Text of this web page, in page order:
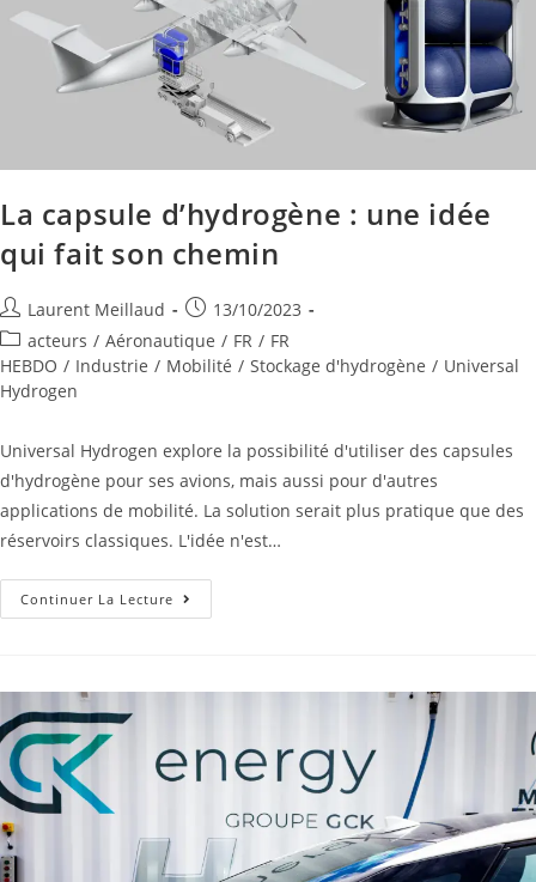
La capsule d’hydrogène : une idée
qui fait son chemin
Laurent Meillaud
13/10/2023
acteurs / Aéronautique / FR / FR
HEBDO / Industrie / Mobilité / Stockage d'hydrogène / Universal
Hydrogen
Universal Hydrogen explore la possibilité d'utiliser des capsules
d'hydrogène pour ses avions, mais aussi pour d'autres
applications de mobilité. La solution serait plus pratique que des
réservoirs classiques. L'idée n'est…
Continuer La Lecture